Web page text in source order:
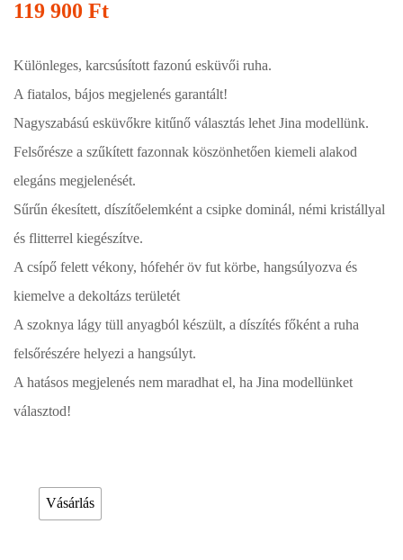
119 900 Ft
Különleges, karcsúsított fazonú esküvői ruha.
A fiatalos, bájos megjelenés garantált!
Nagyszabású esküvőkre kitűnő választás lehet Jina modellünk.
Felsőrésze a szűkített fazonnak köszönhetően kiemeli alakod
elegáns megjelenését.
Sűrűn ékesített, díszítőelemként a csipke dominál, némi kristállyal
és flitterrel kiegészítve.
A csípő felett vékony, hófehér öv fut körbe, hangsúlyozva és
kiemelve a dekoltázs területét
A szoknya lágy tüll anyagból készült, a díszítés főként a ruha
felsőrészére helyezi a hangsúlyt.
A hatásos megjelenés nem maradhat el, ha Jina modellünket
választod!
Vásárlás